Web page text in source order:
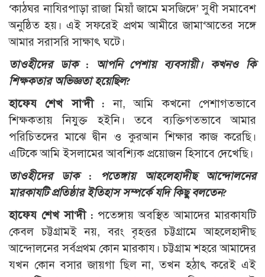
‘কাঠঘর নাযিরপাড়া রাজা মিয়াঁ জামে মসজিদে’ সুধী সমাবেশ
অনুষ্ঠিত হয়। এই সফরেই প্রথম আমীরে জামা‘আতের সঙ্গে
আমার সরাসরি সাক্ষাৎ ঘটে।
তাওহীদের ডাক : আপনি পেশায় ব্যবসায়ী। কখনও কি
শিক্ষকতার অভিজ্ঞতা হয়েছিল?
হাফেয শেখ সা‘দী :না, আমি কখনো পেশাগতভাবে
শিক্ষকতায় নিযুক্ত হইনি। তবে ব্যক্তিগতভাবে আমার
পরিচিতদের মাঝে দ্বীন ও কুরআন শিক্ষার কাজ করেছি।
এটিকে আমি ইসলামের আবশ্যিক প্রয়োজন হিসাবে দেখেছি।
তাওহীদের ডাক : পতেঙ্গায় আহলেহাদীছ আন্দোলনের
মারকাযটি প্রতিষ্ঠার ইতিহাস সম্পর্কে যদি কিছু বলতেন?
হাফেয শেখ সা‘দী : পতেঙ্গায় অবস্থিত আমাদের মারকাযটি
কেবল চট্টগ্রামই নয়, বরং বৃহত্তর চট্টগ্রামে আহলেহাদীছ
আন্দোলনের সর্বপ্রথম কোন মারকায। চট্টগ্রাম শহরে আমাদের
যখন কোন বসার জায়গা ছিল না, তখন হঠাৎ করেই এই